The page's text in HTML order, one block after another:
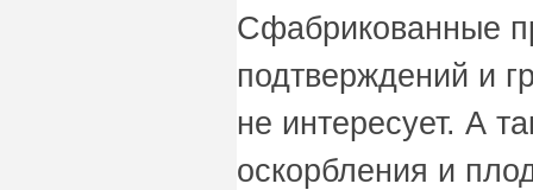
Сфабрикованные
подтверждений и
не интересует. А
оскорбления и